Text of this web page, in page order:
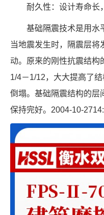
耐久性：设计寿命长
基础隔震技术是用水
当地震发生时，隔震层
动。原来的刚性抗震结构
1/4－1/12，大大提高了
倒塌。基础隔震结构的层
保持完好。2004-10-